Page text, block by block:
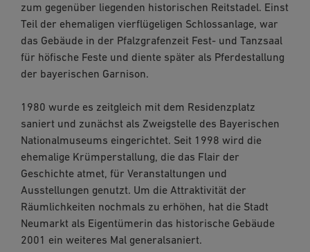
zum gegenüber liegenden historischen Reitstadel. Einst
Teil der ehemaligen vierflügeligen Schlossanlage, war
das Gebäude in der Pfalzgrafenzeit Fest- und Tanzsaal
für höfische Feste und diente später als Pferdestallung
der bayerischen Garnison.
1980 wurde es zeitgleich mit dem Residenzplatz
saniert und zunächst als Zweigstelle des Bayerischen
Nationalmuseums eingerichtet. Seit 1998 wird die
ehemalige Krümperstallung, die das Flair der
Geschichte atmet, für Veranstaltungen und
Ausstellungen genutzt. Um die Attraktivität der
Räumlichkeiten nochmals zu erhöhen, hat die Stadt
Neumarkt als Eigentümerin das historische Gebäude
2001 ein weiteres Mal generalsaniert.